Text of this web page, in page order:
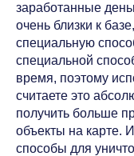
заработанные
очень близки к
специальную
специальной
время, поэтому
считаете это
получить больше
объекты на карте.
способы для